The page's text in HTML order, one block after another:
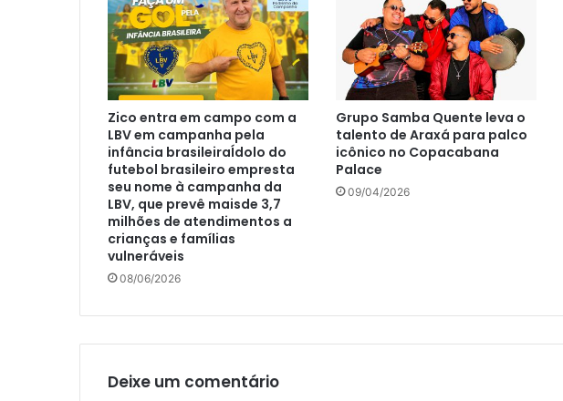
Zico entra em campo com a
LBV em campanha pela
infância brasileiraÍdolo do
futebol brasileiro empresta
seu nome à campanha da
LBV, que prevê maisde 3,7
milhões de atendimentos a
crianças e famílias
vulneráveis
08/06/2026
Grupo Samba Quente leva o
talento de Araxá para palco
icônico no Copacabana
Palace
09/04/2026
Deixe um comentário